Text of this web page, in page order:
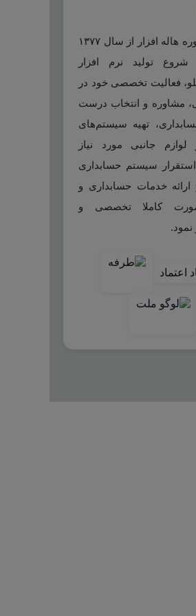
شرکت مشاوره هاله افزار از سال ۱۳۷۷
شروع تولید نرم افزار
فعالیت تخصصی خود در
مشاوره و انتخاب درست
تهیه سیستم‌های
لوازم جانبی مورد نیاز
استقرار سیستم حسابداری
خدمات حسابداری و
کاملا تخصصی و
نمود.